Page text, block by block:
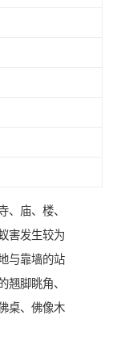
、庙、楼、
害发生较为
与靠墙的站
翘脚眺角、
桌、佛像木